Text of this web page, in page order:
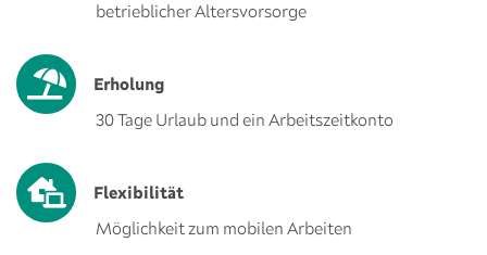
betrieblicher Altersvorsorge
Erholung
30 Tage Urlaub und ein Arbeitszeitkonto
Flexibilität
Möglichkeit zum mobilen Arbeiten